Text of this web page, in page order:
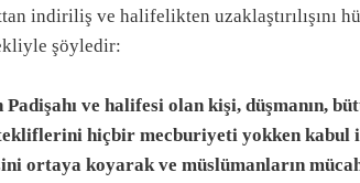
korku
Entegrizm
indiriliş ve halifelikten uzaklaştırılışını
şöyledir:
ve halifesi olan kişi, düşmanın,
hiçbir mecburiyeti yokken kabul
ortaya koyarak ve müslümanların